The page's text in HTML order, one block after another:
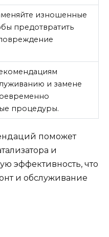
изношенные
предотвратить
и замене
процедуры.
поможет
и
эффективность, что
и обслуживание